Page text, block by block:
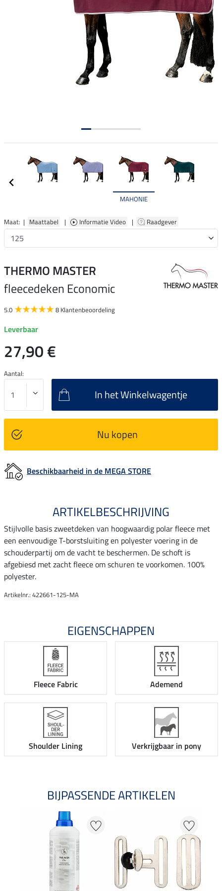
MAHONIE
Maat: | Maattabel | Informatie Video | Raadgever
THERMO MASTER
fleecedeken Economic
5.0 8 Klantenbeoordeling
Leverbaar
27,90 €
Aantal:
In het Winkelwagentje
Nu kopen
Beschikbaarheid in de MEGA STORE
ARTIKELBESCHRIJVING
Stijlvolle basis zweetdeken van hoogwaardig polar fleece met
een eenvoudige T-borstsluiting en polyester voering in de
schouderpartij om de vacht te beschermen. De schoft is
afgebiesd met zacht fleece om schuren te voorkomen. 100%
polyester.
Artikelnr.: 422661-125-MA
EIGENSCHAPPEN
Fleece Fabric Ademend
Shoulder Lining Verkrijgbaar in pony
BIJPASSENDE ARTIKELEN